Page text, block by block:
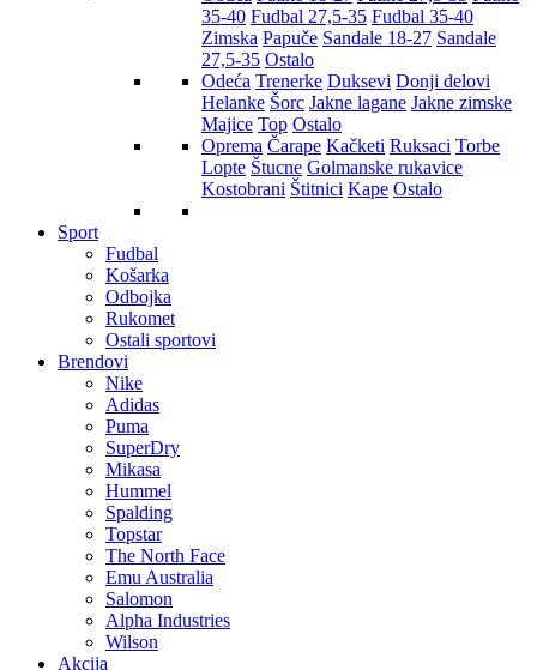
35-40 Fudbal 27,5-35 Fudbal 35-40
Zimska Papuče Sandale 18-27 Sandale
27,5-35 Ostalo
Odeća Trenerke Duksevi Donji delovi
Helanke Šorc Jakne lagane Jakne zimske
Majice Top Ostalo
Oprema Čarape Kačketi Ruksaci Torbe
Lopte Štucne Golmanske rukavice
Kostobrani Štitnici Kape Ostalo
Sport
Fudbal
Košarka
Odbojka
Rukomet
Ostali sportovi
Brendovi
Nike
Adidas
Puma
SuperDry
Mikasa
Hummel
Spalding
Topstar
The North Face
Emu Australia
Salomon
Alpha Industries
Wilson
Akcija